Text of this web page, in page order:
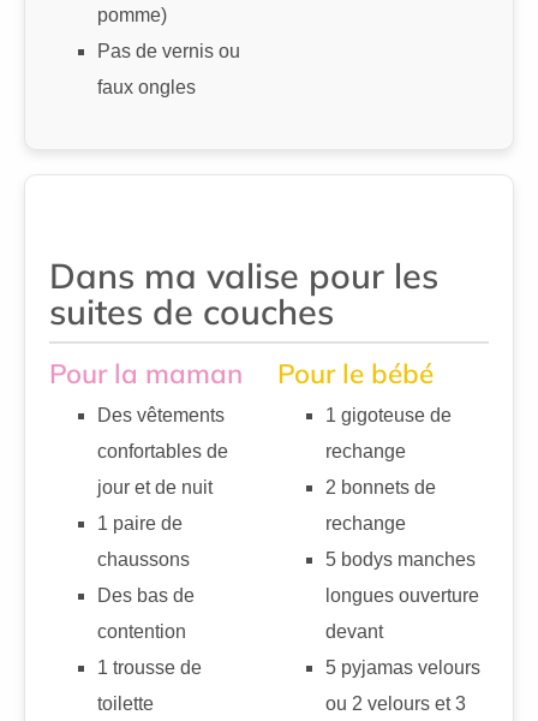
pomme)
Pas de vernis ou
faux ongles
Dans ma valise pour les
suites de couches
Pour la maman
Des vêtements
confortables de
jour et de nuit
1 paire de
chaussons
Des bas de
contention
1 trousse de
toilette
Pour le bébé
1 gigoteuse de
rechange
2 bonnets de
rechange
5 bodys manches
longues ouverture
devant
5 pyjamas velours
ou 2 velours et 3